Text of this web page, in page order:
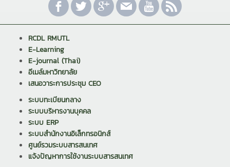
RCDL RMUTL
E-Learning
E-journal (Thai)
อีเมล์มหาวิทยาลัย
เสนอวาระการประชุม CEO
ระบบทะเบียนกลาง
ระบบบริหารงานบุคคล
ระบบ ERP
ระบบสำนักงานอิเล็กทรอนิกส์
ศูนย์รวมระบบสารสนเทศ
แจ้งปัญหาการใช้งานระบบสารสนเทศ